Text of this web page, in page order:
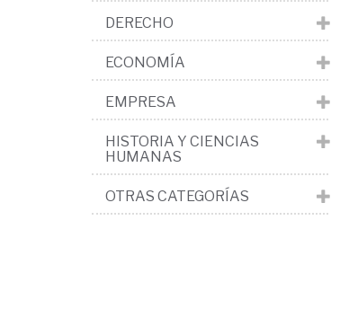
DERECHO
ECONOMÍA
EMPRESA
HISTORIA Y CIENCIAS
HUMANAS
OTRAS CATEGORÍAS